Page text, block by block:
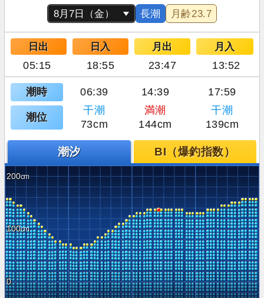
長潮 月齢23.7
日出 日入 月出 月入
05:15 18:55 23:47 13:52
潮時 06:39 14:39 17:59
潮位
干潮 満潮
干潮
73cm
144cm 139cm
潮汐 BI（爆釣指数）
200
100
0